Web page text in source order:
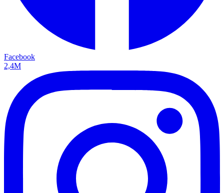
Facebook
2,4M